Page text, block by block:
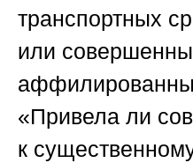
транспортных
или
«Привела ли
к